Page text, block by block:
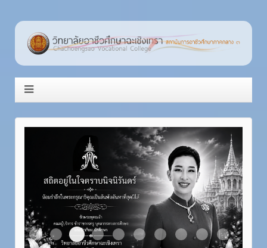
Item 1 Item 2Item 3
Item 4 Item 5 Item 6 Item 7 Item 8Item 9Item 10